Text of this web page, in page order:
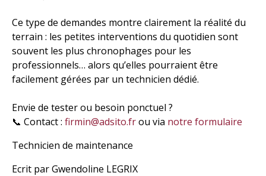
Ce type de demandes montre clairement la réalité du
terrain : les petites interventions du quotidien sont
souvent les plus chronophages pour les
professionnels… alors qu’elles pourraient être
facilement gérées par un technicien dédié.
Envie de tester ou besoin ponctuel ?
📞 Contact : firmin@adsito.frou via notre formulaire
Technicien de maintenance
Ecrit par Gwendoline LEGRIX